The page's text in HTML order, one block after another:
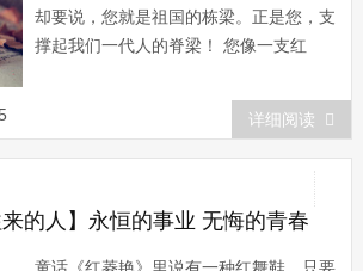
却要说，您就是祖国的栋梁。正是您，支
撑起我们一代人的脊梁！ 您像一支红
格和精神，可以用两个字就是－－燃烧！
不停的燃烧！ 您讲的课，是那样丰富多
采，每一个章节都仿佛在我面前打开了一
界…… 啊，有了您...
详细阅读
来的人】永恒的事业 无悔的青春